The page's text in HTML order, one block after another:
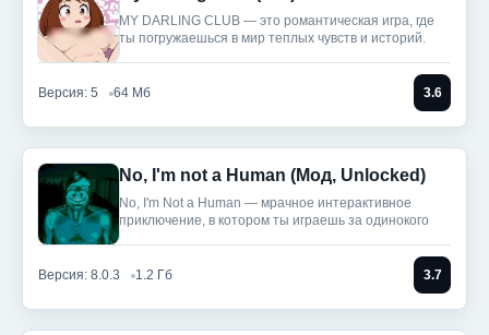
MY DARLING CLUB — это романтическая игра, где
ты погружаешься в мир теплых чувств и историй.
Версия: 5 64 Мб 3.6
No, I'm not a Human (Мод, Unlocked)
No, I'm Not a Human — мрачное интерактивное
приключение, в котором ты играешь за одинокого
Версия: 8.0.3 1.2 Гб 3.7